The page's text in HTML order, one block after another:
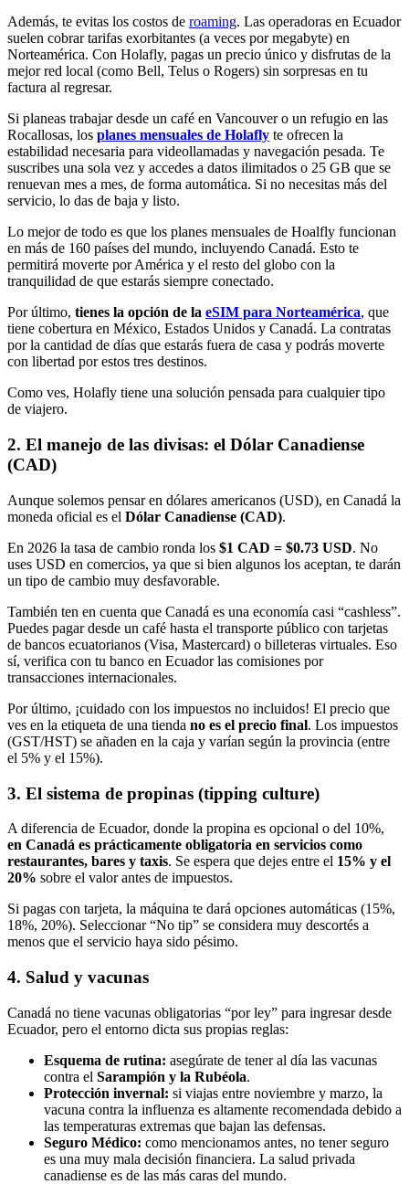
Además, te evitas los costos de roaming. Las operadoras en Ecuador
suelen cobrar tarifas exorbitantes (a veces por megabyte) en
Norteamérica. Con Holafly, pagas un precio único y disfrutas de la
mejor red local (como Bell, Telus o Rogers) sin sorpresas en tu
factura al regresar.
Si planeas trabajar desde un café en Vancouver o un refugio en las
Rocallosas, los planes mensuales de Holafly te ofrecen la
estabilidad necesaria para videollamadas y navegación pesada. Te
suscribes una sola vez y accedes a datos ilimitados o 25 GB que se
renuevan mes a mes, de forma automática. Si no necesitas más del
servicio, lo das de baja y listo.
Lo mejor de todo es que los planes mensuales de Hoalfly funcionan
en más de 160 países del mundo, incluyendo Canadá. Esto te
permitirá moverte por América y el resto del globo con la
tranquilidad de que estarás siempre conectado.
Por último, tienes la opción de la eSIM para Norteamérica, que
tiene cobertura en México, Estados Unidos y Canadá. La contratas
por la cantidad de días que estarás fuera de casa y podrás moverte
con libertad por estos tres destinos.
Como ves, Holafly tiene una solución pensada para cualquier tipo
de viajero.
2. El manejo de las divisas: el Dólar Canadiense
(CAD)
Aunque solemos pensar en dólares americanos (USD), en Canadá la
moneda oficial es el Dólar Canadiense (CAD).
En 2026 la tasa de cambio ronda los $1 CAD = $0.73 USD. No
uses USD en comercios, ya que si bien algunos los aceptan, te darán
un tipo de cambio muy desfavorable.
También ten en cuenta que Canadá es una economía casi “cashless”.
Puedes pagar desde un café hasta el transporte público con tarjetas
de bancos ecuatorianos (Visa, Mastercard) o billeteras virtuales. Eso
sí, verifica con tu banco en Ecuador las comisiones por
transacciones internacionales.
Por último, ¡cuidado con los impuestos no incluidos! El precio que
ves en la etiqueta de una tienda no es el precio final. Los impuestos
(GST/HST) se añaden en la caja y varían según la provincia (entre
el 5% y el 15%).
3. El sistema de propinas (tipping culture)
A diferencia de Ecuador, donde la propina es opcional o del 10%,
en Canadá es prácticamente obligatoria en servicios como
restaurantes, bares y taxis. Se espera que dejes entre el 15% y el
20% sobre el valor antes de impuestos.
Si pagas con tarjeta, la máquina te dará opciones automáticas (15%,
18%, 20%). Seleccionar “No tip” se considera muy descortés a
menos que el servicio haya sido pésimo.
4. Salud y vacunas
Canadá no tiene vacunas obligatorias “por ley” para ingresar desde
Ecuador, pero el entorno dicta sus propias reglas:
Esquema de rutina: asegúrate de tener al día las vacunas
contra el Sarampión y la Rubéola.
Protección invernal: si viajas entre noviembre y marzo, la
vacuna contra la influenza es altamente recomendada debido a
las temperaturas extremas que bajan las defensas.
Seguro Médico: como mencionamos antes, no tener seguro
es una muy mala decisión financiera. La salud privada
canadiense es de las más caras del mundo.